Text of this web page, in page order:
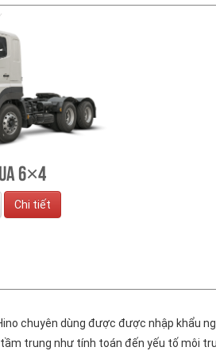
6×4
Chi tiết
chuyên dùng được được nhập khẩu
trung như tính toán đến yếu tố môi